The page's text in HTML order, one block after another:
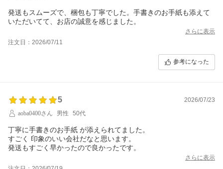
発送もスムーズで、梱包も丁寧でした。手書きのお手紙も添えて
いただいてて、お店の誠意を感じました。
さらに表示
注文日：2026/07/11
参考になった
5
2026/07/23
aoba0400さん
男性 50代
丁寧に手書きのお手紙 が添えられてました。
すごく 印象のいい会社だなと思います。
発送もすごく早かったので良かったです。
さらに表示